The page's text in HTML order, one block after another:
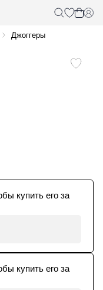
Джоггеры
купить его за
купить его за